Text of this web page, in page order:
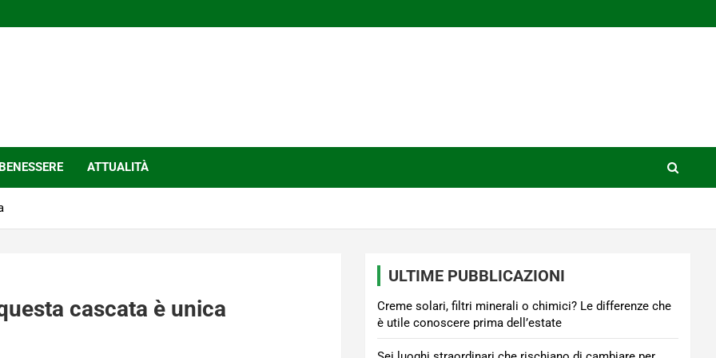
ATTUALITÀ
cascata è unica
ULTIME PUBBLICAZIONI
Creme solari, filtri minerali o chimici? Le differenze che
è utile conoscere prima dell’estate